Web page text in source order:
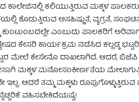
ಕಾಲೇಜಿನಲ್ಲಿ ಕಲಿಯುತ್ತಿರುವ ಮಕ್ಕಳ ಪಾಲಕರು
ಕೊಡುತ್ತಿರುವ ಅಸಹಿಷ್ಣುತೆ, ವ್ಯಗ್ರತೆ,
ಎಂಬುದು ಪಾಲಕರಿಗೆ
ಕೇಸರಿ ಕಾರ್ಯಕ್ರಮ ನಡೆಸಿದ ಕಲ್ಲಡ್ಕ
ಮೇಲೆ ಕೇಸೇನೊ ದಾಖಲಾಗಿದೆ. ಆದರೆ, ಬಿಜೆಪಿ
ಮಕ್ಕಳ ಮನೋಸಂಕೀರ್ಣತೆಯ
ಆದರೆ ತಮ್ಮ ಮಕ್ಕಳು
ವಹಿಸಬೇಕಿದೆಯಷ್ಟೆ!